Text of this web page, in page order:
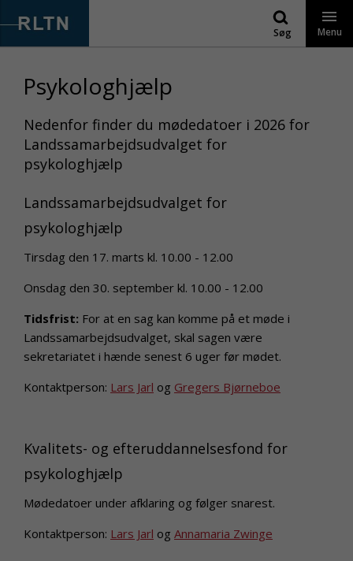
til
Søg Menu
Psykologhjælp
Nedenfor finder du mødedatoer i 2026 for
Landssamarbejdsudvalget for
psykologhjælp
Landssamarbejdsudvalget for
psykologhjælp
Tirsdag den 17. marts kl. 10.00 - 12.00
Onsdag den 30. september kl. 10.00 - 12.00
Tidsfrist: For at en sag kan komme på et møde i
Landssamarbejdsudvalget, skal sagen være
sekretariatet i hænde senest 6 uger før mødet.
Kontaktperson: Lars Jarl og Gregers Bjørneboe
Kvalitets- og efteruddannelsesfond for
psykologhjælp
Mødedatoer under afklaring og følger snarest.
Kontaktperson: Lars Jarl og Annamaria Zwinge